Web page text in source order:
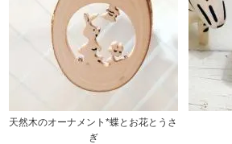
天然木のオーナメント*蝶とお花とうさ
ぎ